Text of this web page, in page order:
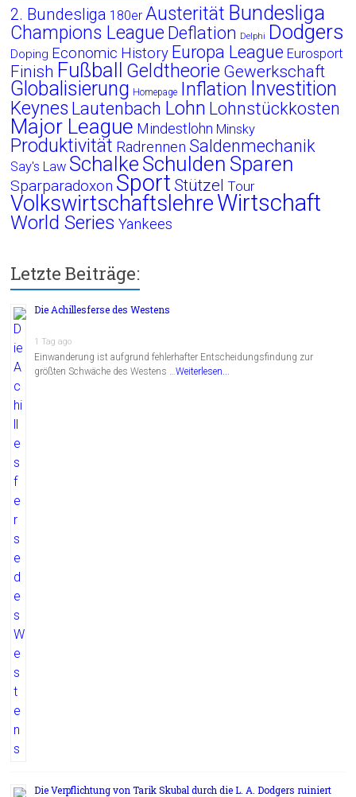
2. Bundesliga 180er Austerität Bundesliga
Champions League Deflation Delphi Dodgers
Doping Economic History Europa League Eurosport
Finish Fußball Geldtheorie Gewerkschaft
Globalisierung Homepage Inflation Investition
Keynes Lautenbach Lohn Lohnstückkosten
Major League Mindestlohn Minsky
Produktivität Radrennen Saldenmechanik
Say's Law Schalke Schulden Sparen
Sparparadoxon Sport Stützel Tour
VolkswirtschaftslehreWirtschaft
World Series Yankees
Letzte Beiträge:
Die Achillesferse des Westens
1 Tag ago
Einwanderung ist aufgrund fehlerhafter Entscheidungsfindung zur
größten Schwäche des Westens …Weiterlesen...
Die Verpflichtung von Tarik Skubal durch die L. A. Dodgers ruiniert